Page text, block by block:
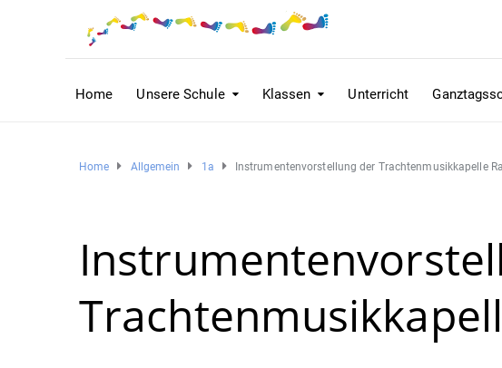
Home Unsere Schule Klassen Unterricht
Home Allgemein 1a Instrumentenvorstellung der Trachtenmusikkapelle